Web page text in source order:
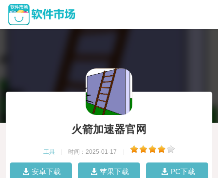
火箭加速器官网
工具 时间：2025-01-17
安卓下载 苹果下载 PC下载